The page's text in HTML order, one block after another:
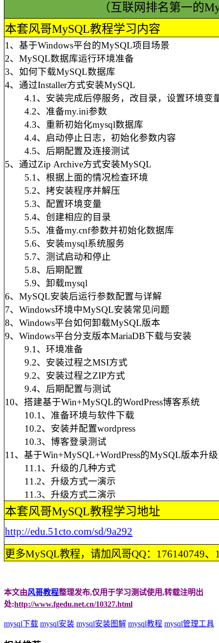
（互联网排名第一的
本套风哥MySQL教程学习内容
1、基于Windows平台的MySQL项目场景
2、MySQL数据库运行环境准备
3、如何下载MySQL数据库
4、通过Installer方式安装MySQL
4.1、安装完成后停服务，改目录，设置环境变
4.2、准备my.ini参数
4.3、重新初始化mysql数据库
4.4、启动停止日志，初始化参数内容
4.5、后期配置及连接测试
5、通过Zip Archive方式安装MySQL
5.1、根据上面的情况检查环境
5.2、拷安装程序并解压
5.3、配置环境变量
5.4、创建相应的目录
5.5、准备my.cnf参数并初始化数据库
5.6、安装mysql系统服务
5.7、测试启动和停止
5.8、后期配置
5.9、卸载mysql
6、MySQL安装后运行参数配置与详解
7、Windows环境中MySQL安装常见问题
8、Windows平台如何卸载MySQL版本
9、Windows平台分支版本MariaDB下载与安装
9.1、环境准备
9.2、安装过程之MSI方式
9.2、安装过程之ZIP方式
9.4、后期配置与测试
10、搭建基于Win+MySQL的WordPress博客系统
10.1、准备环境与软件下载
10.2、安装并配置wordpress
10.3、博客登录测试
11、基于Win+MySQL+WordPress的MySQL版本升级
11.1、升级的几种方式
11.2、升级方式一演示
11.3、升级方式二演示
本套风哥MySQL教程学习地址
http://edu.51cto.com/sd/9a292
更多MySQL教程，请加风哥QQ：176140749
本文由风哥教程整理发布,仅用于学习测试使用,转载注明出
处:http://www.fgedu.net.cn/10327.html
mysql下载 mysql安装 mysql安装图解 mysql教程 mysql管理工具